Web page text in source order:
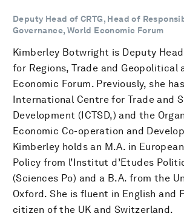
Deputy Head of CRTG, Head of
Governance, World Economic Forum
Kimberley Botwright is Deputy
for Regions, Trade and Geopolitical
Economic Forum. Previously, she
International Centre for Trade and
Development (ICTSD,) and the
Economic Co-operation and
Kimberley holds an M.A. in
Policy from l’Institut d’Etudes
(Sciences Po) and a B.A. from the
Oxford. She is fluent in English and
citizen of the UK and Switzerland.